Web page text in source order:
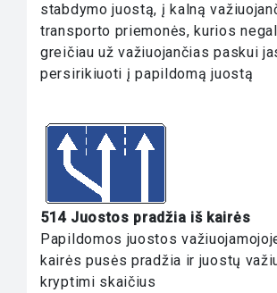
stabdymo juostą, į kalną
transporto priemonės, kurios
greičiau už važiuojančias paskui
persirikiuoti į papildomą juostą
514 Juostos pradžia iš kairės
Papildomos juostos
kairės pusės pradžia ir juostų
kryptimi skaičius